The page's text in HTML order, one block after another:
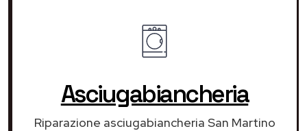
Asciugabiancheria
Riparazione asciugabiancheria San Martino